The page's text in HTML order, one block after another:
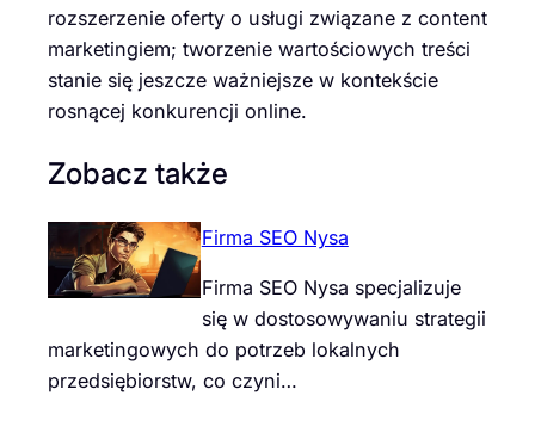
rozszerzenie oferty o usługi związane z content
marketingiem; tworzenie wartościowych treści
stanie się jeszcze ważniejsze w kontekście
rosnącej konkurencji online.
Zobacz także
Firma SEO Nysa
Firma SEO Nysa specjalizuje
się w dostosowywaniu strategii
marketingowych do potrzeb lokalnych
przedsiębiorstw, co czyni…